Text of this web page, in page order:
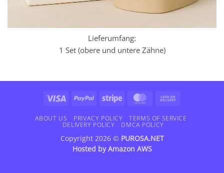
Lieferumfang:
1 Set (obere und untere Zähne)
Visa PayPal Stripe MasterCard
Delivery
ABOUT US PRIVACY POLICY
TERMS OF SERVICE
DELIVERY POLICY
DMCA POLICY
Copyright 2026 © PUROSA.NET
Hosted byAmazon AWS